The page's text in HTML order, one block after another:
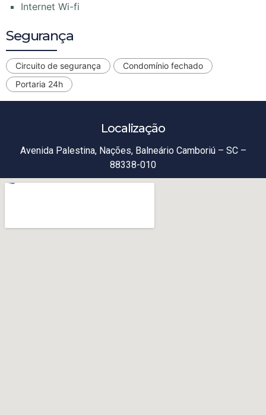
Internet Wi-fi
Segurança
Circuito de segurança
Condomínio fechado
Portaria 24h
Localização
Avenida Palestina, Nações, Balneário Camboriú – SC –
88338-010